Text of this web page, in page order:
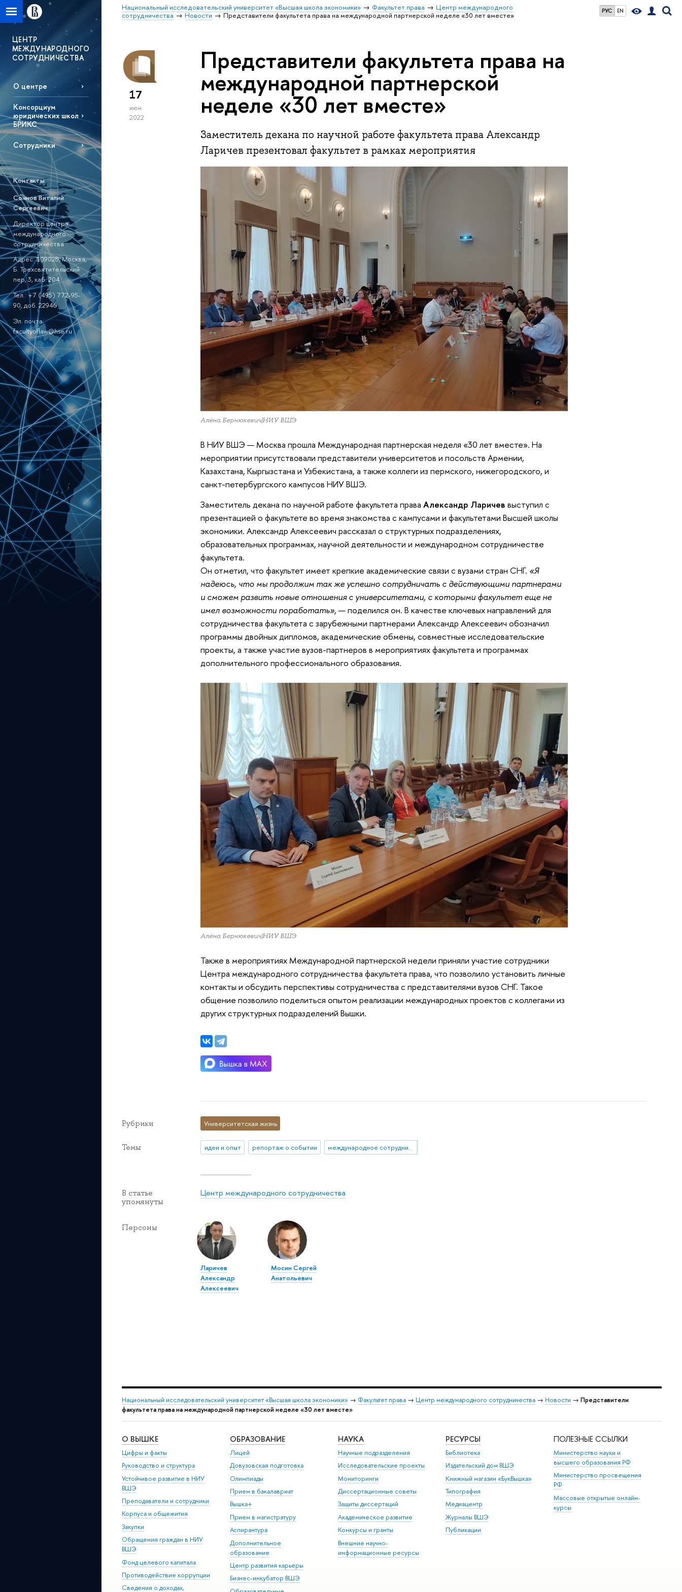
РУС EN
Национальный исследовательский университет «Высшая школа экономики» Факультет права
Центр международного
сотрудничества
Новости Представители факультета права на международной партнерской неделе «30 лет вместе»
ЦЕНТР
МЕЖДУНАРОДНОГО
СОТРУДНИЧЕСТВА
О центре
Консорциум
юридических школ
БРИКС
Сотрудники
Контакты
Сочнов Виталий
Сергеевич
Директор центра
международного
сотрудничества
Адрес: 109028, Москва,
Б. Трехсвятительский
пер, 3, каб. 204
Тел.: +7 (495) 772-95-
90, доб. 22946
Эл. почта:
facultyoflaw@hse.ru
17
июн
2022
Представители факультета права на
международной партнерской
неделе «30 лет вместе»
Заместитель декана по научной работе факультета права Александр
Ларичев презентовал факультет в рамках мероприятия
Алёна Бернюкевич|НИУ ВШЭ
В НИУ ВШЭ — Москва прошла Международная партнерская неделя «30 лет вместе». На
мероприятии присутствовали представители университетов и посольств Армении,
Казахстана, Кыргызстана и Узбекистана, а также коллеги из пермского, нижегородского, и
санкт-петербургского кампусов НИУ ВШЭ.
Заместитель декана по научной работе факультета праваАлександр Ларичев выступил с
презентацией о факультете во время знакомства с кампусами и факультетами Высшей школы
экономики. Александр Алексеевич рассказал о структурных подразделениях,
образовательных программах, научной деятельности и международном сотрудничестве
факультета.
Он отметил, что факультет имеет крепкие академические связи с вузами стран СНГ. «Я
надеюсь, что мы продолжим так же успешно сотрудничать с действующими партнерами
и сможем развить новые отношения с университетами, с которыми факультет еще не
имел возможности поработать», — поделился он. В качестве ключевых направлений для
сотрудничества факультета с зарубежными партнерами Александр Алексеевич обозначил
программы двойных дипломов, академические обмены, совместные исследовательские
проекты, а также участие вузов-партнеров в мероприятиях факультета и программах
дополнительного профессионального образования.
Алёна Бернюкевич|НИУ ВШЭ
Также в мероприятиях Международной партнерской недели приняли участие сотрудники
Центра международного сотрудничества факультета права, что позволило установить личные
контакты и обсудить перспективы сотрудничества с представителями вузов СНГ. Такое
общение позволило поделиться опытом реализации международных проектов с коллегами из
других структурных подразделений Вышки.
Рубрики Университетская жизнь
Темы идеи и опыт репортаж о событии
В статье
упомянуты
Центр международного сотрудничества
Персоны
Ларичев
Александр
Алексеевич
Мосин Сергей
Анатольевич
Национальный исследовательский университет «Высшая школа экономики» → Факультет права → Центр международного сотрудничества → Новости → Представители
факультета права на международной партнерской неделе «30 лет вместе»
О ВЫШКЕ
Цифры и факты
Руководство и структура
Устойчивое развитие в НИУ
ВШЭ
Преподаватели и сотрудники
Корпуса и общежития
Закупки
Обращения граждан в НИУ
ВШЭ
Фонд целевого капитала
Противодействие коррупции
Сведения о доходах,
ОБРАЗОВАНИЕ
Лицей
Довузовская подготовка
Олимпиады
Прием в бакалавриат
Вышка+
Прием в магистратуру
Аспирантура
Дополнительное
образование
Центр развития карьеры
Бизнес-инкубатор ВШЭ
НАУКА
Научные подразделения
Исследовательские проекты
Мониторинги
Диссертационные советы
Защиты диссертаций
Академическое развитие
Конкурсы и гранты
Внешние научно-
информационные ресурсы
РЕСУРСЫ
Библиотека
Издательский дом ВШЭ
Книжный магазин «БукВышка»
Типография
Медиацентр
Журналы ВШЭ
Публикации
ПОЛЕЗНЫЕ ССЫЛКИ
Министерство науки и
высшего образования РФ
Министерство просвещения
РФ
Массовые открытые онлайн-
курсы